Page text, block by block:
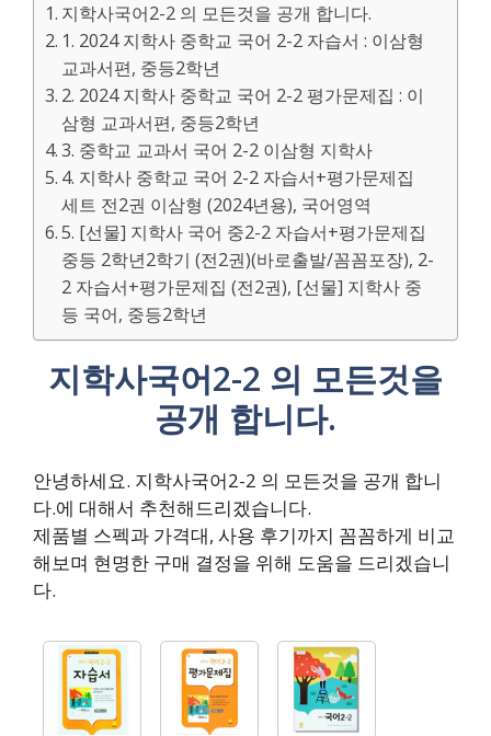
지학사국어2-2 의 모든것을 공개 합니다.
1. 2024 지학사 중학교 국어 2-2 자습서 : 이삼형
교과서편, 중등2학년
2. 2024 지학사 중학교 국어 2-2 평가문제집 : 이
삼형 교과서편, 중등2학년
3. 중학교 교과서 국어 2-2 이삼형 지학사
4. 지학사 중학교 국어 2-2 자습서+평가문제집
세트 전2권 이삼형 (2024년용), 국어영역
5. [선물] 지학사 국어 중2-2 자습서+평가문제집
중등 2학년2학기 (전2권)(바로출발/꼼꼼포장), 2-
2 자습서+평가문제집 (전2권), [선물] 지학사 중
등 국어, 중등2학년
지학사국어2-2 의 모든것을
공개 합니다.
안녕하세요. 지학사국어2-2 의 모든것을 공개 합니
다.에 대해서 추천해드리겠습니다.
제품별 스펙과 가격대, 사용 후기까지 꼼꼼하게 비교
해보며 현명한 구매 결정을 위해 도움을 드리겠습니
다.